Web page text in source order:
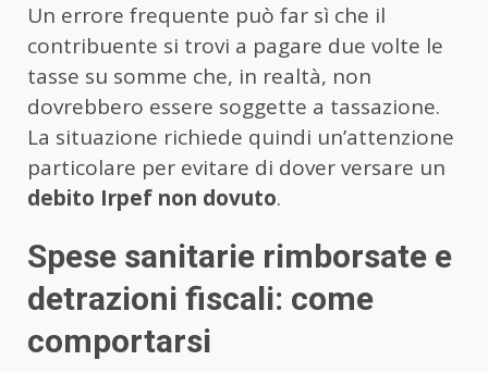
Un errore frequente può far sì che il
contribuente si trovi a pagare due volte le
tasse su somme che, in realtà, non
dovrebbero essere soggette a tassazione.
La situazione richiede quindi un’attenzione
particolare per evitare di dover versare un
debito Irpef non dovuto.
Spese sanitarie rimborsate e
detrazioni fiscali: come
comportarsi